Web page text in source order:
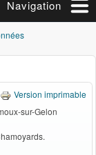
Navigation
Version imprimable
sur-Gelon